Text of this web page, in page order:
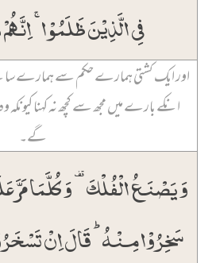
فِی الَّذِیۡنَ ظَلَمُوۡا ۚ اِنَّہُمۡ
اور ایک کشتی ہمارے حکم سے ہمارے
انکے بارے میں مجھ سے کچھ نہ کہنا
گے۔
وَ یَصۡنَعُ الۡفُلۡکَ ۟ وَ کُلَّمَا
سَخِرُوۡا مِنۡہُ ؕ قَالَ اِنۡ